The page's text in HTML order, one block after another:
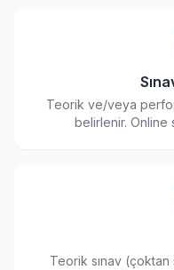
Teorik ve/veya
belirlenir. Online
Teorik sınav (çoktan